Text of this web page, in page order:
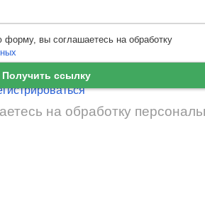
область
Ленинградская
авторизации
Забыли пароль
Получить ссылку
на обработку
вы соглашаетесь на обработку